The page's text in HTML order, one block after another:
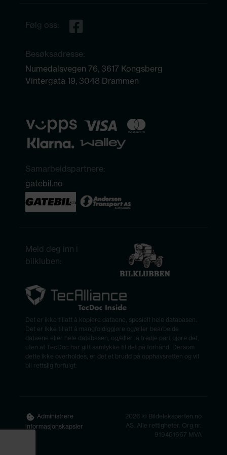
Følg oss:
Besøksadresse:
Numedalsvegen 76, 3617 Kongsberg
Vintergata 19, 3048 Drammen
Samarbeidspartnere:
gatebil.no
Meld deg inn i
bilkluben:
Det er ikke tillatt å kopiere dataene, spesielt hele databasen.
Det er ikke tillatt å mangfoldiggjøre og/eller bearbeide
dataene eller hele databasen, og/eller la tredje part gjøre det,
uten at TecDoc har gitt samtykke til det på forhånd. Dersom
dette ikke overholdes, er det et brudd på opphavsretten og vil
bli rettslig forfulgt.
Administrere
informasjonskapsler
2026 © Bildeleksperten.no
AS. Alle rettigheter. Org.nr.
919461667 MVA